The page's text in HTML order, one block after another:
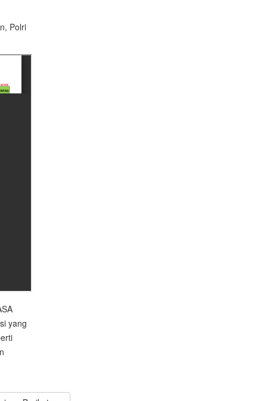
Polri
yang